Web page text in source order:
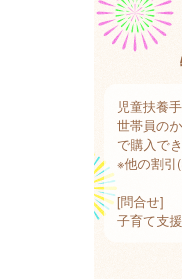
児童扶養
世帯員の
で購入で
※他の割引
[問合せ]
子育て支